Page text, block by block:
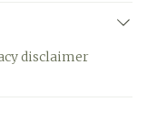
disclaimer